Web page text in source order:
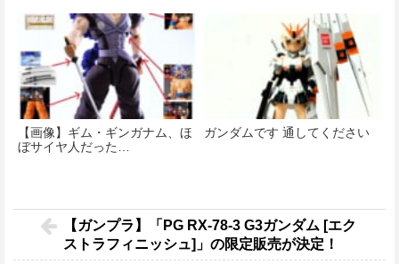
【画像】ギム・ギンガナム、ほ
ぼサイヤ人だった…
ガンダムです 通してください
【ガンプラ】「PG RX-78-3 G3ガンダム [エク
ストラフィニッシュ]」の限定販売が決定！